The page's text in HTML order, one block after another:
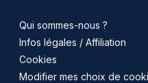
Qui sommes-nous ?
Infos légales / Affiliation
Cookies
Modifier mes choix de